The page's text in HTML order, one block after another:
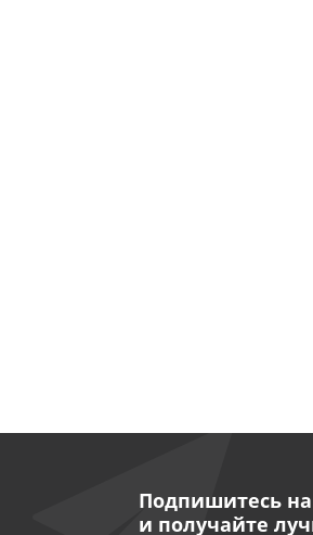
Подпишитесь
и получайте